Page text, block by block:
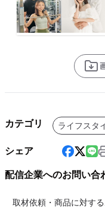
カテゴリ ライフスタ
シェア
配信企業へのお問い合
取材依頼・商品に対す